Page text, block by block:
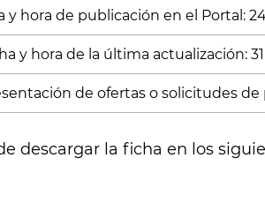
y hora de publicación en el Portal:
y hora de la última actualización:
de ofertas o solicitudes de
descargar la ficha en los